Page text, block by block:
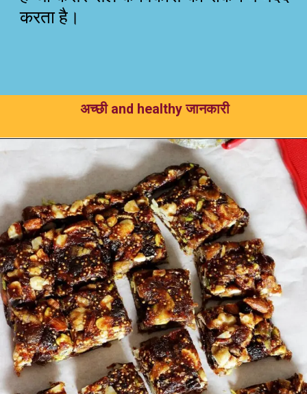
करता है।
अच्छी and healthy जानकारी